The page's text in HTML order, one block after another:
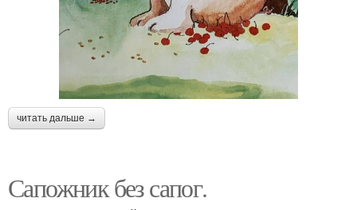
читать дальше →
Сапожник без сапог.